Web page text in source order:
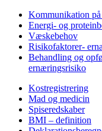
Kommunikation
Energi- og
Væskebehov
Risikofaktorer-
Behandling og
ernæringsrisiko
Kostregistrering
Mad og medicin
Spiseredskaber
BMI – definition